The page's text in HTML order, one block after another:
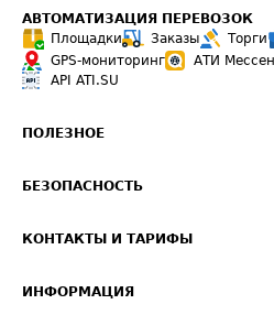
АВТОМАТИЗАЦИЯ ПЕРЕВОЗОК
Площадки
Заказы Торги
GPS-мониторинг
АТИ
API ATI.SU
ПОЛЕЗНОЕ
Звезды ATI.SU на вашем сайте
Средние ставки
БЕЗОПАСНОСТЬ
Светофор+
КОНТАКТЫ И ТАРИФЫ
ИНФОРМАЦИЯ